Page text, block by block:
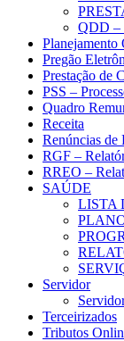
QDD –
Planejamento
Pregão
Prestação de
PSS –
Quadro
Receita
Renúncias de
RGF –
RREO –
SAÚDE
LISTA
Servidor
Terceirizados
Tributos